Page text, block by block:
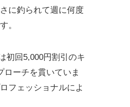
に釣られて週に何度
。
初回5,000円割引のキ
ーチを貫いていま
フェッショナルによ